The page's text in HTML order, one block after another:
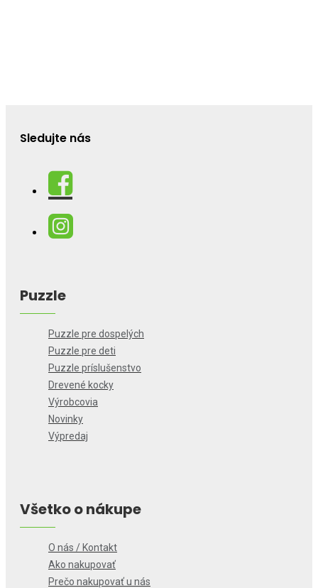
Sledujte nás
Puzzle
Puzzle pre dospelých
Puzzle pre deti
Puzzle príslušenstvo
Drevené kocky
Výrobcovia
Novinky
Výpredaj
Všetko o nákupe
O nás / Kontakt
Ako nakupovať
Prečo nakupovať u nás